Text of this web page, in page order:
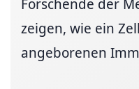
zeigen, wie ein
angeborenen